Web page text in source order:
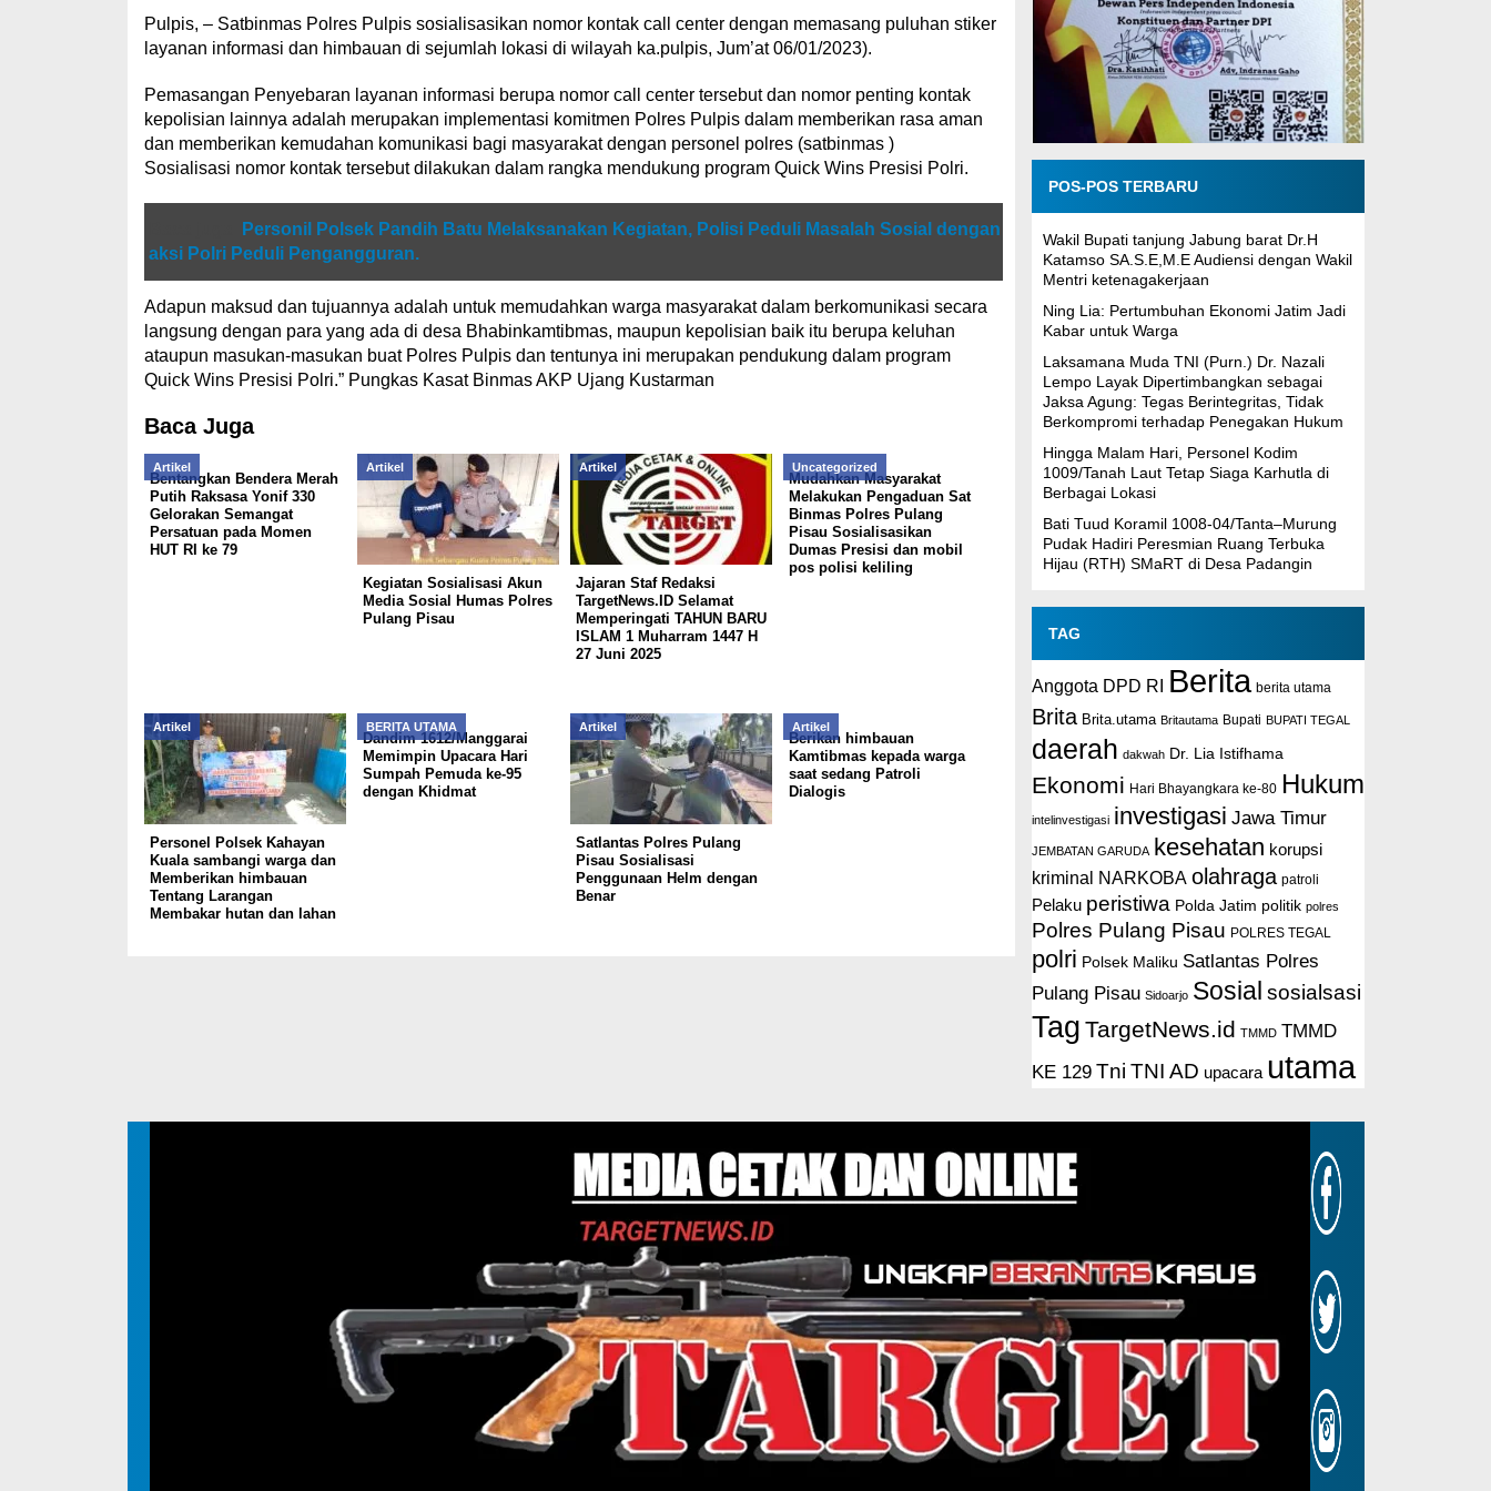
Pulpis, – Satbinmas Polres Pulpis sosialisasikan nomor kontak call center dengan memasang puluhan stiker
layanan informasi dan himbauan di sejumlah lokasi di wilayah ka.pulpis, Jum’at 06/01/2023).
Pemasangan Penyebaran layanan informasi berupa nomor call center tersebut dan nomor penting kontak
kepolisian lainnya adalah merupakan implementasi komitmen Polres Pulpis dalam memberikan rasa aman
dan memberikan kemudahan komunikasi bagi masyarakat dengan personel polres (satbinmas )
Sosialisasi nomor kontak tersebut dilakukan dalam rangka mendukung program Quick Wins Presisi Polri.
Personil Polsek Pandih Batu Melaksanakan Kegiatan, Polisi Peduli Masalah Sosial dengan
aksi Polri Peduli Pengangguran.
Adapun maksud dan tujuannya adalah untuk memudahkan warga masyarakat dalam berkomunikasi secara
langsung dengan para yang ada di desa Bhabinkamtibmas, maupun kepolisian baik itu berupa keluhan
ataupun masukan-masukan buat Polres Pulpis dan tentunya ini merupakan pendukung dalam program
Quick Wins Presisi Polri.” Pungkas Kasat Binmas AKP Ujang Kustarman
Baca Juga
Artikel
Bentangkan Bendera Merah
Putih Raksasa Yonif 330
Gelorakan Semangat
Persatuan pada Momen
HUT RI ke 79
Artikel
Kegiatan Sosialisasi Akun
Media Sosial Humas Polres
Pulang Pisau
Artikel
Jajaran Staf Redaksi
TargetNews.ID Selamat
Memperingati TAHUN BARU
ISLAM 1 Muharram 1447 H
27 Juni 2025
Uncategorized
Mudahkan Masyarakat
Melakukan Pengaduan Sat
Binmas Polres Pulang
Pisau Sosialisasikan
Dumas Presisi dan mobil
pos polisi keliling
Artikel
Personel Polsek Kahayan
Kuala sambangi warga dan
Memberikan himbauan
Tentang Larangan
Membakar hutan dan lahan
BERITA UTAMA
Dandim 1612/Manggarai
Memimpin Upacara Hari
Sumpah Pemuda ke-95
dengan Khidmat
Artikel
Satlantas Polres Pulang
Pisau Sosialisasi
Penggunaan Helm dengan
Benar
Artikel
Berikan himbauan
Kamtibmas kepada warga
saat sedang Patroli
Dialogis
POS-POS TERBARU
Wakil Bupati tanjung Jabung barat Dr.H
Katamso SA.S.E,M.E Audiensi dengan Wakil
Mentri ketenagakerjaan
Ning Lia: Pertumbuhan Ekonomi Jatim Jadi
Kabar untuk Warga
Laksamana Muda TNI (Purn.) Dr. Nazali
Lempo Layak Dipertimbangkan sebagai
Jaksa Agung: Tegas Berintegritas, Tidak
Berkompromi terhadap Penegakan Hukum
Hingga Malam Hari, Personel Kodim
1009/Tanah Laut Tetap Siaga Karhutla di
Berbagai Lokasi
Bati Tuud Koramil 1008-04/Tanta–Murung
Pudak Hadiri Peresmian Ruang Terbuka
Hijau (RTH) SMaRT di Desa Padangin
TAG
Anggota DPD RI Berita berita utama
Brita Brita.utama Britautama Bupati BUPATI TEGAL
daerah dakwah Dr. Lia Istifhama
Ekonomi Hari Bhayangkara ke-80 Hukum
intelinvestigasi investigasi Jawa Timur
JEMBATAN GARUDA kesehatan korupsi
kriminal NARKOBA olahraga patroli
Pelaku peristiwa Polda Jatim politik polres
Polres Pulang Pisau POLRES TEGAL
polri Polsek Maliku Satlantas Polres
Pulang Pisau Sidoarjo Sosial sosialsasi
Tag TargetNews.id TMMD TMMD
KE 129 Tni TNI AD upacara utama